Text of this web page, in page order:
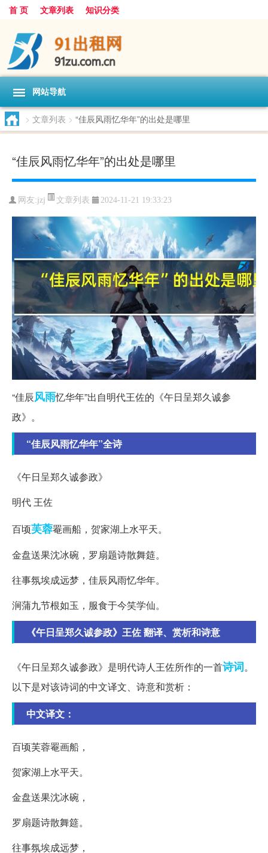
首 页 文章列表 知识分类
网站导航
> 文章列表 > “佳辰风雨忆华年”的出处是哪里
“佳辰风雨忆华年”的出处是哪里
网友:jzj 文章列表 2024-11-21 19:33:23
“佳辰风雨忆华年”出自明代王佐的《午日呈郑久诚参
政》。
“佳辰风雨忆华年”全诗
《午日呈郑久诚参政》
明代 王佐
百顷芙蓉罨画船，贺家湖上水平天。
金盘送果沈冰碗，罗扇题诗散舞筵。
往事氛埃成远梦，佳辰风雨忆华年。
涧蒲九节根如玉，服食于今笑学仙。
《午日呈郑久诚参政》王佐 翻译、赏析和诗意
《午日呈郑久诚参政》是明代诗人王佐所作的一首诗词。
以下是对该诗词的中文译文、诗意和赏析：
中文译文：
百顷芙蓉罨画船，
贺家湖上水平天。
金盘送果沈冰碗，
罗扇题诗散舞筵。
往事氛埃成远梦，